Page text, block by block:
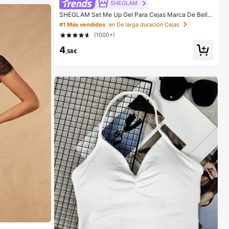
SHEGLAM
SHEGLAM Set Me Up Gel Para Cejas Marca De Belle
za CosméTica Maquillaje Para Mujeres Y NiñAs
#1 Más vendidos en De larga duración Cejas
(1000+)
4,58€